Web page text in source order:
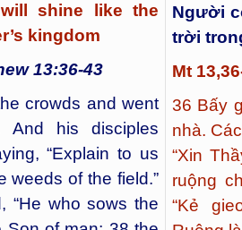
shine like the
kingdom
13:36-43
crowds and went
And his disciples
“Explain to us
weeds of the field.”
“He who sows the
Người
trời
Mt
36 Bấy
nhà.
“Xin
ruộng
“Kẻ